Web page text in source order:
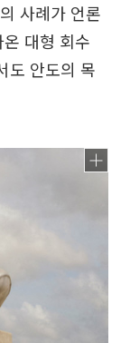
사례가 언론
대형 회수
도 안도의 목